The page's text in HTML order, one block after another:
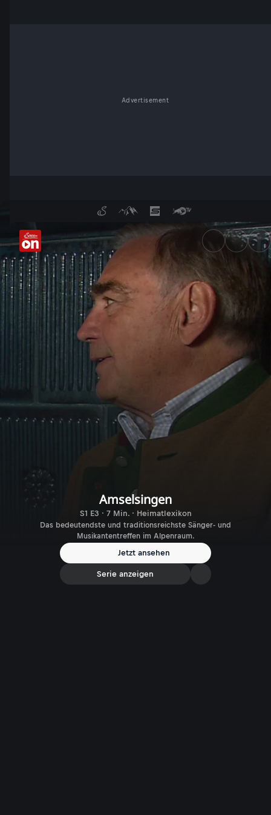
Advertisement
Amselsingen - ServusTV On
Amselsingen
S1 E3 · 7 Min. · Heimatlexikon
Das bedeutendste und traditionsreichste Sänger- und
Musikantentreffen im Alpenraum.
Jetzt ansehen
Serie anzeigen